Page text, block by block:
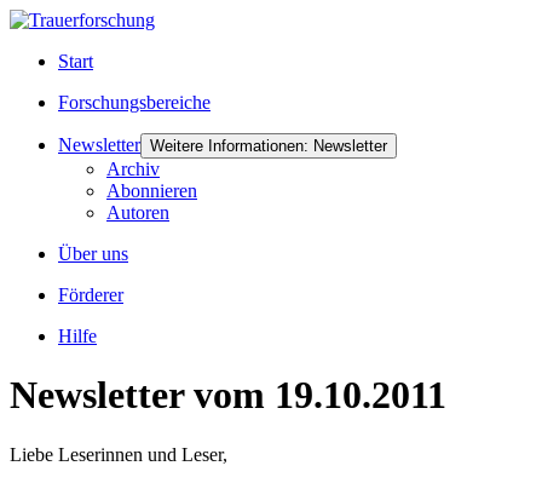
Start
Forschungsbereiche
Newsletter Weitere Informationen: Newsletter
Archiv
Abonnieren
Autoren
Über uns
Förderer
Hilfe
Newsletter vom 19.10.2011
Liebe Leserinnen und Leser,